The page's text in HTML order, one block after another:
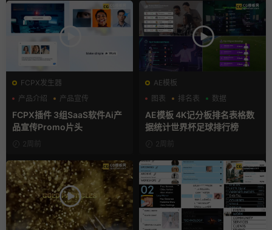
FCPX发生器
产品介绍
产品宣传
产品展示
FCPX插件 3组SaaS软件Ai产
品宣传Promo片头
2周前
AE模板
图表
排名表 数据
AE模板 4K记分板排名表格数
据统计世界杯足球排行榜
2周前